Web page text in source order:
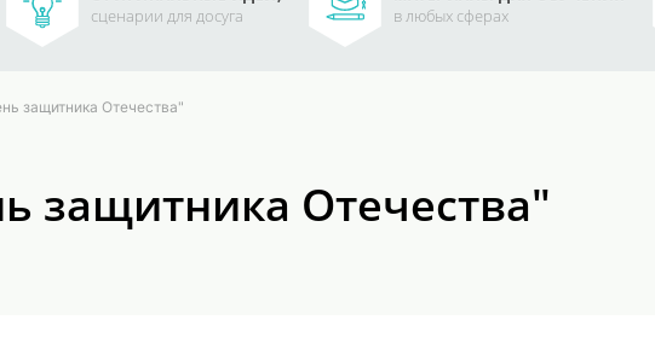
сценарии для досуга в любых сферах
защитника Отечества"
защитника Отечества"